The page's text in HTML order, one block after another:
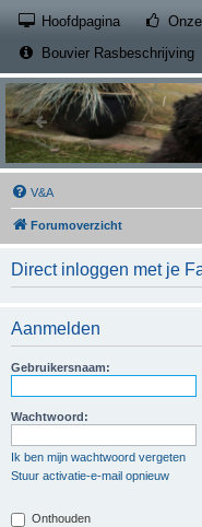
Hoofdpagina
Bouvier Rasbeschrijving
V&A
Forumoverzicht
Direct inloggen met je
Aanmelden
Gebruikersnaam:
Wachtwoord:
Ik ben mijn wachtwoord vergeten
Stuur activatie-e-mail opnieuw
Onthouden